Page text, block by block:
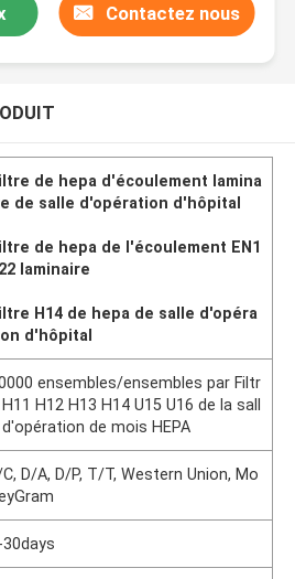
Contactez nous
de hepa d'écoulement lamina
de salle d'opération d'hôpital
de hepa de l'écoulement EN1
laminaire
H14 de hepa de salle d'opéra
d'hôpital
ensembles/ensembles par Filtr
H12 H13 H14 U15 U16 de la sall
de mois HEPA
D/A, D/P, T/T, Western Union, Mo
30days